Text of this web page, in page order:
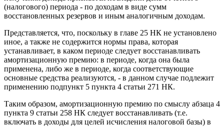
(налогового) периода - по доходам в виде сумм
восстановленных резервов и иным аналогичным доходам.
Представляется, что, поскольку в главе 25 НК не установлено
иное, а также не содержится нормы права, которая
устанавливает, в каком периоде следует восстанавливать
амортизационную премию: в периоде, когда она была
применена, либо же в периоде, когда соответствующие
основные средства реализуются, - в данном случае подлежит
применению подпункт 5 пункта 4 статьи 271 НК.
Таким образом, амортизационную премию по смыслу абзаца 4
пункта 9 статьи 258 НК следует восстанавливать (т.е.
включать в доходы для целей исчисления налоговой базы) в